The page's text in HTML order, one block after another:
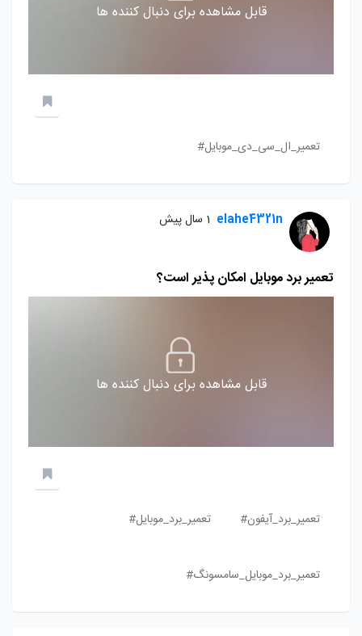
قابل مشاهده برای دنبال کننده ها
تعمیر_ال_سی_دی_موبایل#
elahe4321n 1 سال پیش
تعمیر برد موبایل امکان پذیر است؟
قابل مشاهده برای دنبال کننده ها
تعمیر_برد_آیفون# تعمیر_برد_موبایل#
تعمیر_برد_موبایل_سامسونگ#